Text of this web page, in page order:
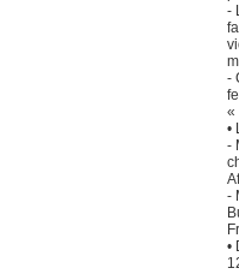
-
-
«
•
-
-
•